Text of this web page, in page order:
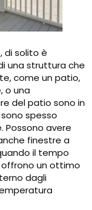
di solito è
una struttura che
come un patio,
o una
del patio sono in
spesso
Possono avere
finestre a
il tempo
offrono un ottimo
dagli